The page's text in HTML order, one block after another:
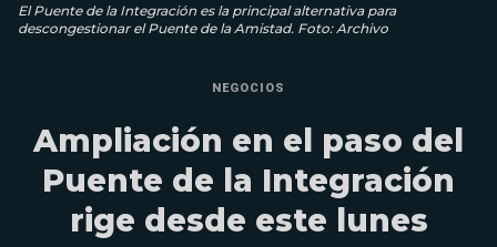
El Puente de la Integración es la principal alternativa para
descongestionar el Puente de la Amistad. Foto: Archivo
NEGOCIOS
Ampliación en el paso del
Puente de la Integración
rige desde este lunes